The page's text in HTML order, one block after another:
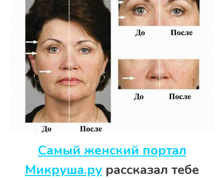
Самый женский портал
Микруша.ру рассказал тебе